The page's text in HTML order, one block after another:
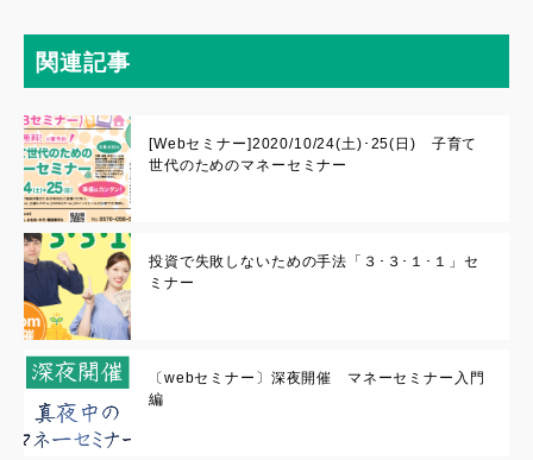
関連記事
[Webセミナー]2020/10/24(土)･25(日) 子育て
世代のためのマネーセミナー
投資で失敗しないための手法「３･３･１･１」セ
ミナー
〔webセミナー〕深夜開催 マネーセミナー入門
編